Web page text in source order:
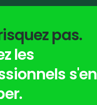
pas.
les
s'en